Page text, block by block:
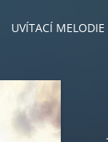
UVÍTACÍ MELODIE